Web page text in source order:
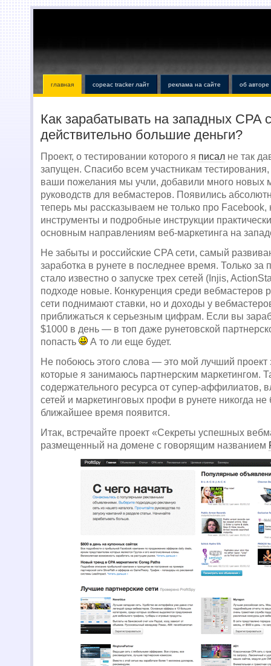
главная copeac tracker лайт реклама на сайте об авторе
Как зарабатывать на западных CPA
действительно большие деньги?
Проект, о тестировании которого я писал не так
запущен. Спасибо всем участникам тестирования,
ваши пожелания мы учли, добавили много новых
руководств для вебмастеров. Появились
теперь мы рассказываем не только про Facebook,
инструменты и подробные инструкции
основным направлениям веб-маркетинга на
Не забыты и российские CPA сети, самый
заработка в рунете в последнее время. Только
стало известно о запуске трех сетей (Injis,
подходе новые. Конкуренция среди вебмастеров
сети поднимают ставки, но и доходы у
приближаться к серьезным цифрам. Если вы
$1000 в день — в топ даже рунетовской
попасть
А то ли еще будет.
Не побоюсь этого слова — это мой лучший проект
которые я занимаюсь партнерским маркетингом.
содержательного ресурса от супер-аффилиатов,
сетей и маркетинговых профи в рунете никогда
ближайшее время появится.
Итак, встречайте проект «Секреты успешных
размещенный на домене с говорящим названием